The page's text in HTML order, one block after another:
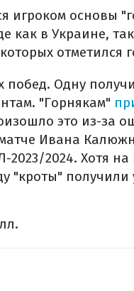
игроком основы
как в Украине,
отметился
побед. Одну
"Горнякам"
это из-за
Ивана
2023/2024. Хотя
"кроты" получили